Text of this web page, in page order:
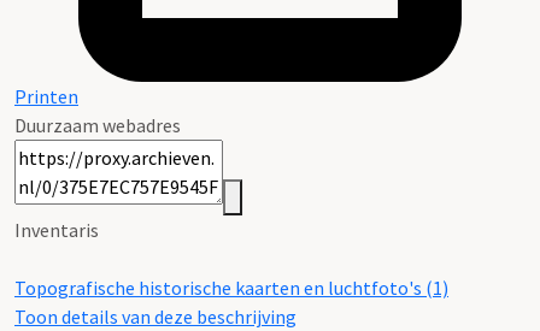
Printen
Duurzaam webadres
Inventaris
Topografische historische kaarten en luchtfoto's (1)
Toon details van deze beschrijving